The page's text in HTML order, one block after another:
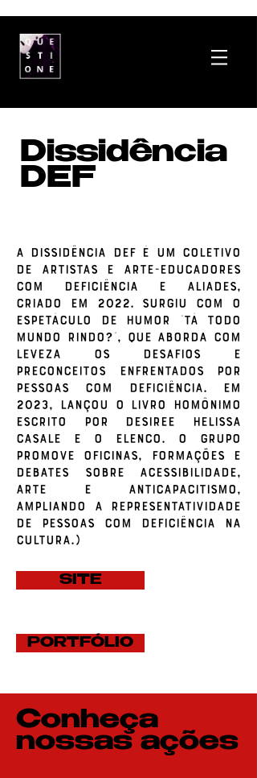
Dissidência
DEF
A Dissidência Def é um coletivo
de artistas e arte-educadores
com deficiência e aliades,
criado em 2022. Surgiu com o
espetáculo de humor “Tá Todo
Mundo Rindo?”, que aborda com
leveza os desafios e
preconceitos enfrentados por
pessoas com deficiência. Em
2023, lançou o livro homônimo
escrito por Desiree Helissa
Casale e o elenco. O grupo
promove oficinas, formações e
debates sobre acessibilidade,
arte e anticapacitismo,
ampliando a representatividade
de pessoas com deficiência na
cultura.)
SITE
PORTFÓLIO
Conheça
nossas ações